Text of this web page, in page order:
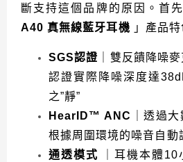
斷支持這個品牌的原因。首
A40 真無線藍牙耳機 」 產品特
SGS認證 ｜雙反饋降噪
認證實際降噪深度達
之”靜”
HearID™ ANC
｜透過
根據周圍環境的噪音自動
通透模式 ｜耳機本體10